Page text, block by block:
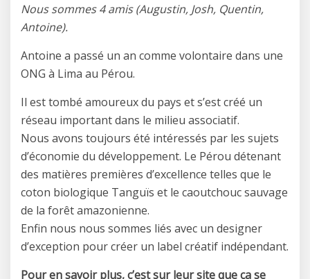
Nous sommes 4 amis (Augustin, Josh, Quentin,
Antoine).
Antoine a passé un an comme volontaire dans une
ONG à Lima au Pérou.
Il est tombé amoureux du pays et s’est créé un
réseau important dans le milieu associatif.
Nous avons toujours été intéressés par les sujets
d’économie du développement. Le Pérou détenant
des matières premières d’excellence telles que le
coton biologique Tanguïs et le caoutchouc sauvage
de la forêt amazonienne.
Enfin nous nous sommes liés avec un designer
d’exception pour créer un label créatif indépendant.
Pour en savoir plus, c’est sur leur site que ça se